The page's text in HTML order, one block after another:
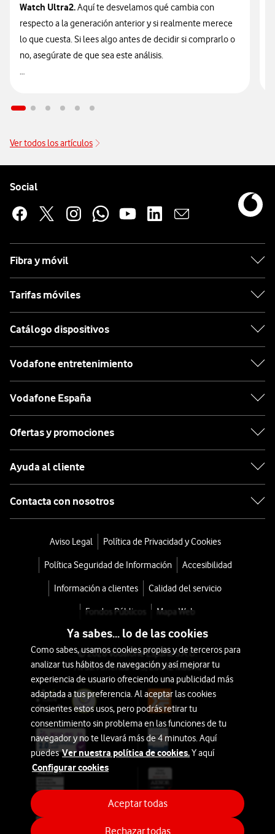
Watch Ultra2.Aquí te desvelamos qué cambia con
respecto a la generación anterior y si realmente merece
lo que cuesta. Si lees algo antes de decidir si comprarlo o
no, asegúrate de que sea este análisis.
Galaxy Watch Ultra2 financiado
Ver todos los artículos
Social
Fibra y móvil
Tarifas móviles
Catálogo dispositivos
Vodafone entretenimiento
Vodafone España
Ofertas y promociones
Ayuda al cliente
Contacta con nosotros
Aviso Legal Política de Privacidad y Cookies
Política Seguridad de Información Accesibilidad
Información a clientes Calidad del servicio
Fondos Públicos Mapa Web
© 2026 Vodafone España S.A.U.
Avda. América 115, 28042 Madrid
Ya sabes... lo de las cookies
Como sabes, usamos cookies propias y de terceros para
analizar tus hábitos de navegación y así mejorar tu
experiencia de usuario ofreciendo una publicidad más
adaptada a tus preferencia. Al aceptar las cookies
consientes estos usos, pero podrás retirar tu
consentimiento sin problema en las funciones de tu
navegador y no te llevará más de 4 minutos. Aquí
puedesVer nuestra política de cookies.Y aquí
Configurar cookies
Rechazar todas
Aceptar todas